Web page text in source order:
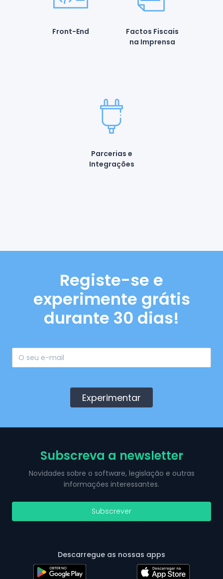
Front-End
Factos Fiscais
na Imprensa
Parcerias e
Integrações
Registe-se e
experimente grátis
durante 30 dias!
Experimentar
Subscreva a newsletter
Novidades sobre o software, legislação e outras
informações interessantes.
Subscrever
Descarregue as nossas apps